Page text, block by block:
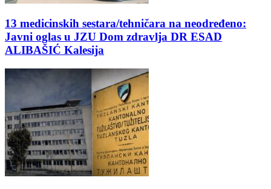
13 medicinskih sestara/tehničara na neodređeno:
Javni oglas u JZU Dom zdravlja DR ESAD
ALIBAŠIĆ Kalesija